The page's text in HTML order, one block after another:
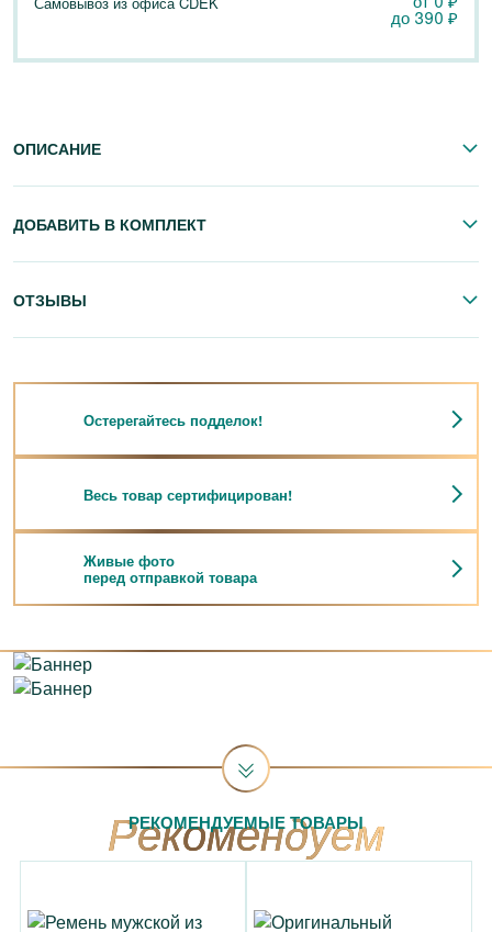
до 390 ₽
ОПИСАНИЕ
ДОБАВИТЬ В КОМПЛЕКТ
ОТЗЫВЫ
Остерегайтесь подделок!
Весь товар сертифицирован!
Живые фото
перед отправкой товара
РЕКОМЕНДУЕМЫЕ ТОВАРЫ